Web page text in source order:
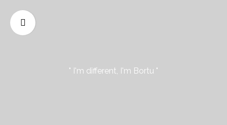
" I'm different, I'm Bortu "